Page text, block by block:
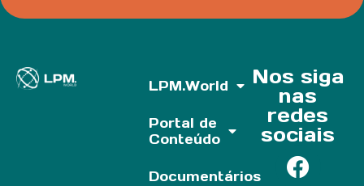
LPM.World
Portal de
Conteúdo
Documentários
Nos siga
nas
redes
sociais